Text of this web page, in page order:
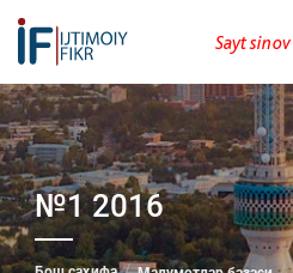
Sayt
№1 2016